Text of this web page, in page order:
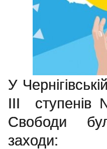
У
III ступенів
Свободи
заходи: